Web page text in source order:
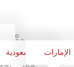
السعودية
الإمارات